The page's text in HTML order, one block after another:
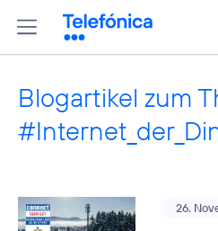
Blogartikel zum
26.